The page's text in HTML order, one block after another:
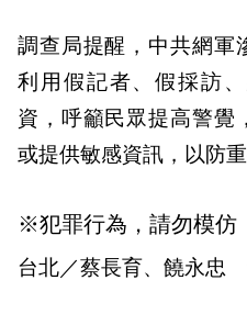
調查局提醒，中共網軍
利用假記者、假採訪
資，呼籲民眾提高警覺
或提供敏感資訊，以防重
※犯罪行為，請勿模仿
台北／蔡長育、饒永忠